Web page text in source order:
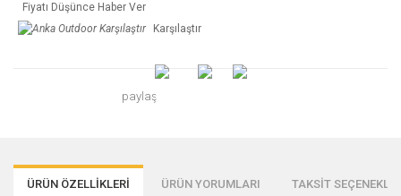
Fiyatı Düşünce Haber Ver
Karşılaştır
paylaş
ÜRÜN ÖZELLİKLERİ ÜRÜN YORUMLARI TAKSİT